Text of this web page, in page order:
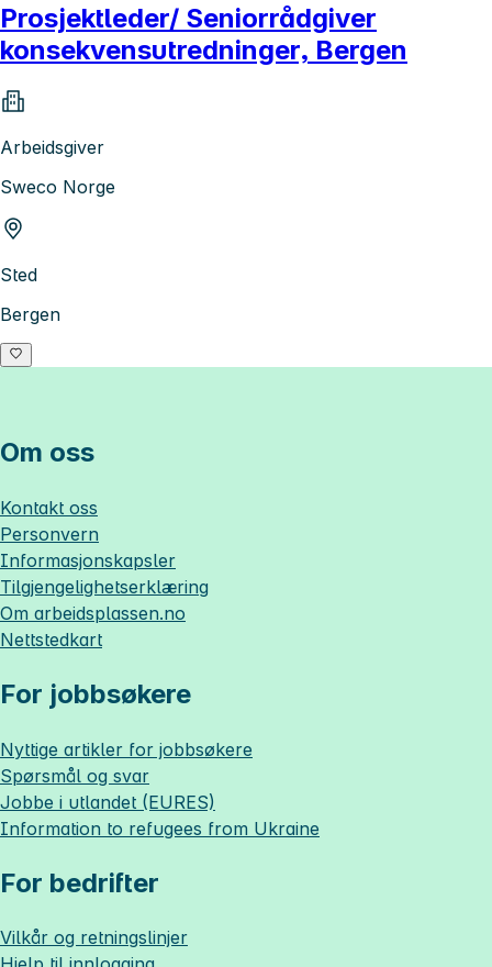
Prosjektleder/ Seniorrådgiver
konsekvensutredninger, Bergen
Arbeidsgiver
Sweco Norge
Sted
Bergen
Om oss
Kontakt oss
Personvern
Informasjonskapsler
Tilgjengelighetserklæring
Om arbeidsplassen.no
Nettstedkart
For jobbsøkere
Nyttige artikler for jobbsøkere
Spørsmål og svar
Jobbe i utlandet (EURES)
Information to refugees from Ukraine
For bedrifter
Vilkår og retningslinjer